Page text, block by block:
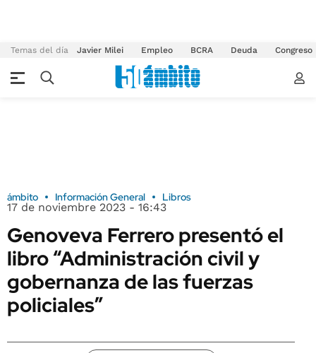
Temas del día Javier Milei Empleo BCRA Deuda Congreso
ámbito Información General Libros
17 de noviembre 2023 - 16:43
Genoveva Ferrero presentó el
libro “Administración civil y
gobernanza de las fuerzas
policiales”